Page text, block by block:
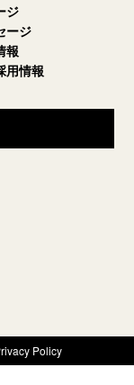
ジ
ージ
報
用情報
Policy